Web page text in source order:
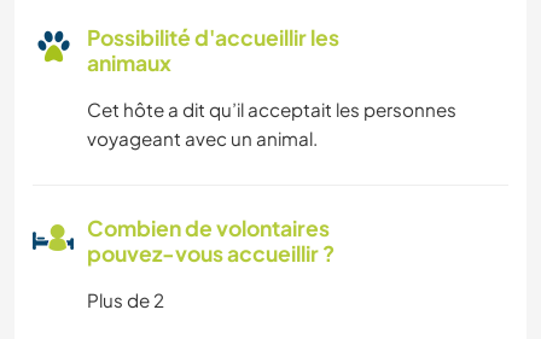
Possibilité d'accueillir les
animaux
Cet hôte a dit qu’il acceptait les personnes
voyageant avec un animal.
Combien de volontaires
pouvez-vous accueillir ?
Plus de 2